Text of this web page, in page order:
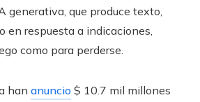
generativa, que produce texto,
en respuesta a indicaciones,
como para perderse.
han anuncio $ 10.7 mil millones